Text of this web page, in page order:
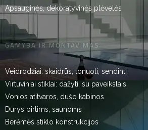
Apsauginės, dekoratyvinės plėvelės
GAMYBA IR MONTAVIMAS
Veidrodžiai: skaidrūs, tonuoti, sendinti
Virtuviniai stiklai: dažyti, su paveikslais
Vonios atitvaros, dušo kabinos
Durys pirtims, saunoms
Berėmės stiklo konstrukcijos